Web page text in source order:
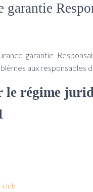
garantie
garantie
aux responsables
le régime
club